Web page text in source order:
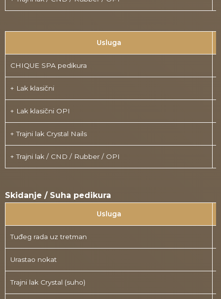
Usluga
CHIQUE SPA pedikura
+ Lak klasični
+ Lak klasični OPI
+ Trajni lak Crystal Nails
+ Trajni lak / CND / Rubber / OPI
Skidanje / Suha pedikura
Usluga
Tuđeg rada uz tretman
Urastao nokat
Trajni lak Crystal (suho)